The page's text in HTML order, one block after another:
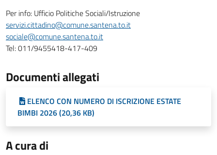
Per info: Ufficio Politiche Sociali/Istruzione
servizi.cittadino@comune.santena.to.it
sociale@comune.santena.to.it
Tel: 011/9455418-417-409
Documenti allegati
ELENCO CON NUMERO DI ISCRIZIONE ESTATE
BIMBI 2026 (20,36 KB)
A cura di